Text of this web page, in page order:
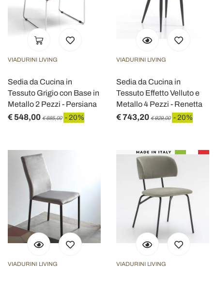
VIADURINI LIVING
Sedia da Cucina in
Tessuto Grigio con Base in
Metallo 2 Pezzi - Persiana
€ 548,00 € 685,00 - 20%
VIADURINI LIVING
Sedia da Cucina in
Tessuto Effetto Velluto e
Metallo 4 Pezzi - Renetta
€ 743,20 € 929,00 - 20%
VIADURINI LIVING VIADURINI LIVING